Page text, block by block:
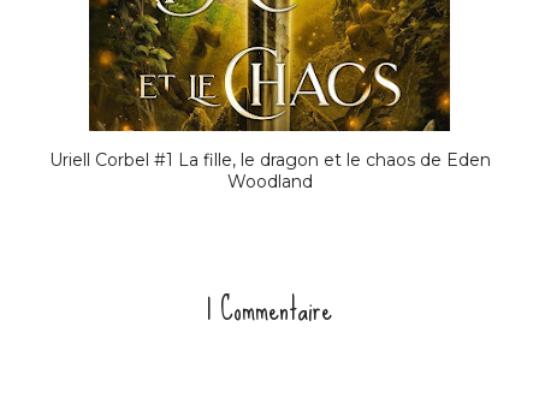
Uriell Corbel #1 La fille, le dragon et le chaos de Eden
Woodland
1 Commentaire